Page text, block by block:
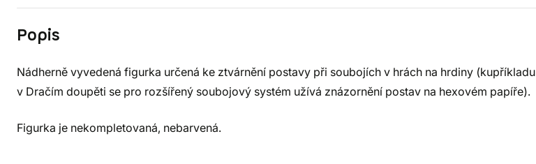
Popis
Nádherně vyvedená figurka určená ke ztvárnění postavy při soubojích v hrách na hrdiny (kupříkladu
v Dračím doupěti se pro rozšířený soubojový systém užívá znázornění postav na hexovém papíře).
Figurka je nekompletovaná, nebarvená.